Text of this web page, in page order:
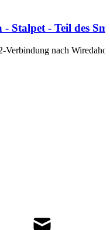
Stalpet - Teil des
Verbindung nach